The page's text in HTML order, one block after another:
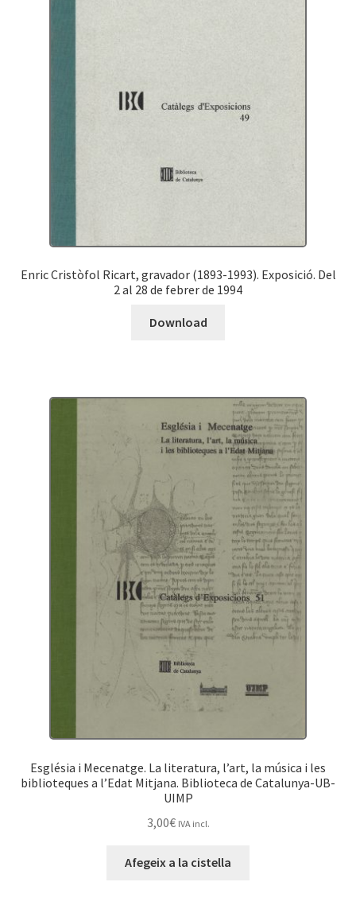
Enric Cristòfol Ricart, gravador (1893-1993). Exposició. Del
2 al 28 de febrer de 1994
Download
Església i Mecenatge. La literatura, l’art, la música i les
biblioteques a l’Edat Mitjana. Biblioteca de Catalunya-UB-
UIMP
3,00€ IVA incl.
Afegeix a la cistella